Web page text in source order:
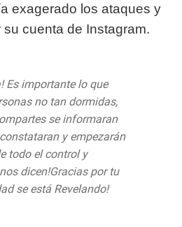
exagerado los ataques y
cuenta de Instagram.
Es importante lo que
no tan dormidas,
se informaran
y empezarán
todo el control y
dicen!Gracias por tu
se está Revelando!